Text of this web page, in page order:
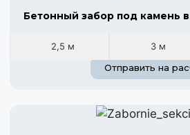
Бетонный забор под камень
2,5 м 3 м
Отправить на